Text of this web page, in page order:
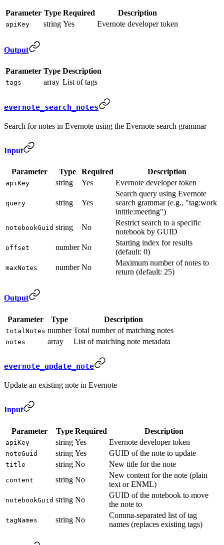
Parameter Type Required Description
apiKey string Yes Evernote developer token
Output
Parameter Type Description
tags array List of tags
evernote_search_notes
Search for notes in Evernote using the Evernote search grammar
Input
Parameter Type Required Description
apiKey string Yes Evernote developer token
query string Yes
Search query using Evernote
search grammar (e.g., "tag:work
intitle:meeting")
notebookGuid string No
Restrict search to a specific
notebook by GUID
offset number No
Starting index for results
(default: 0)
maxNotes number No
Maximum number of notes to
return (default: 25)
Output
Parameter Type Description
totalNotes number Total number of matching notes
notes array List of matching note metadata
evernote_update_note
Update an existing note in Evernote
Input
Parameter Type Required Description
apiKey string Yes Evernote developer token
noteGuid string Yes GUID of the note to update
title string No New title for the note
content string No
New content for the note (plain
text or ENML)
notebookGuid string No
GUID of the notebook to move
the note to
tagNames string No
Comma-separated list of tag
names (replaces existing tags)